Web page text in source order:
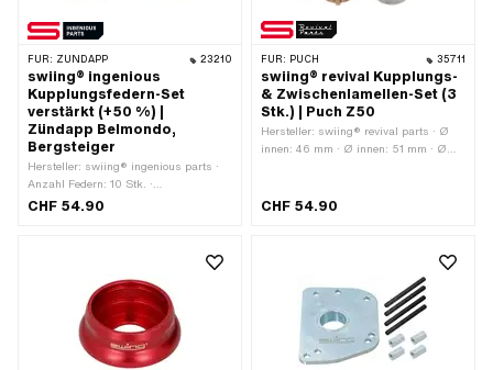
FÜR: ZÜNDAPP 23210
swiing® ingenious
Kupplungsfedern-Set
verstärkt (+50 %) |
Zündapp Belmondo,
Bergsteiger
Hersteller: swiing® ingenious parts ·
Anzahl Federn: 10 Stk. ·
Anwendungsbereich: Tuning ·
CHF 54.90
FÜR: PUCH 35711
swiing® revival Kupplungs-
& Zwischenlamellen-Set (3
Stk.) | Puch Z50
Hersteller: swiing® revival parts · Ø
innen: 46 mm · Ø innen: 51 mm · Ø
mm · Dicke: 2.5 mm
CHF 54.90